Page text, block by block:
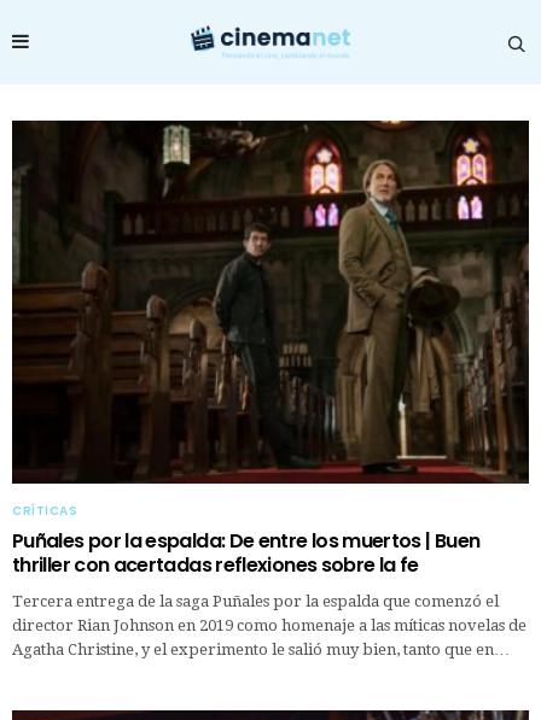
CRÍTICAS
Puñales por la espalda: De entre los muertos | Buen
thriller con acertadas reflexiones sobre la fe
Tercera entrega de la saga Puñales por la espalda que comenzó el
director Rian Johnson en 2019 como homenaje a las míticas novelas de
Agatha Christine, y el experimento le salió muy bien, tanto que en…